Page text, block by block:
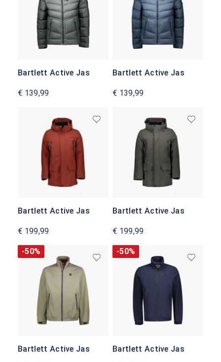
Bartlett Active Jas
€ 139,99
Bartlett Active Jas
€ 139,99
Bartlett Active Jas
€ 199,99
Bartlett Active Jas
€ 199,99
-50%
Bartlett Active Jas
-50%
Bartlett Active Jas